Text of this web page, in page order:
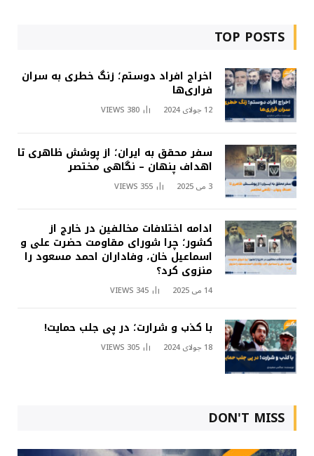
TOP POSTS
اخراج افراد دوستم؛ زنگ خطری به سران
فراری‌ها
12 جولای 2024 380
VIEWS
سفر محقق به ایران؛ از پوشش ظاهری تا
اهداف پنهان – نگاهی مختصر
3 می 2025 355
VIEWS
ادامه اختلافات مخالفین در خارج از
کشور؛ چرا شورای مقاومت حضرت علی و
اسماعیل خان، وفاداران احمد مسعود را
منزوی کرد؟
14 می 2025 345
VIEWS
با کذب و شرارت؛ در پی جلب حمایت!
18 جولای 2024 305
VIEWS
DON'T MISS